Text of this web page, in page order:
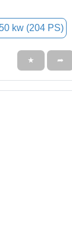
kw (204 PS)
★ ➦